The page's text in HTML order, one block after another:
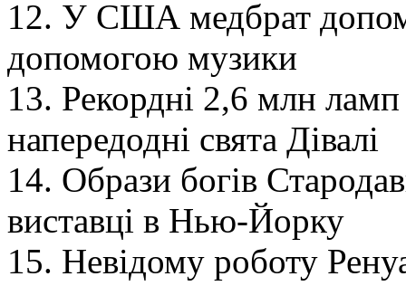
12. У США медбрат
допомогою музики
13. Рекордні 2,6 млн ламп
напередодні свята Дівалі
14. Образи богів
виставці в Нью-Йорку
15. Невідому роботу